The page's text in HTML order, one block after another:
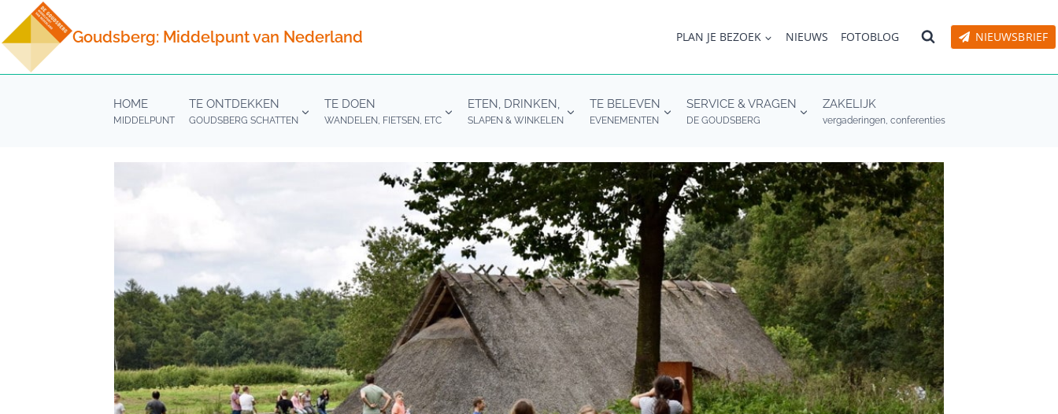
Doorgaan
naar
inhoud
Goudsberg: Middelpunt van Nederland PLAN JE BEZOEK NIEUWS FOTOBLOG NIEUWSBRIEF
HOME
MIDDELPUNT
TE ONTDEKKEN
GOUDSBERG SCHATTEN
TE DOEN
WANDELEN, FIETSEN, ETC
ETEN, DRINKEN,
SLAPEN & WINKELEN
TE BELEVEN
EVENEMENTEN
SERVICE & VRAGEN
DE GOUDSBERG
ZAKELIJK
vergaderingen, conferenties